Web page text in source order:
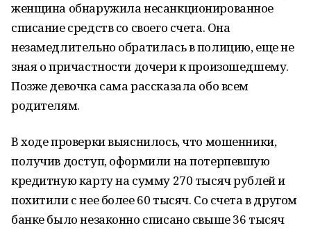
женщина обнаружила несанкционированное
списание средств со своего счета. Она
незамедлительно обратилась в полицию, еще не
зная о причастности дочери к произошедшему.
Позже девочка сама рассказала обо всем
родителям.
В ходе проверки выяснилось, что мошенники,
получив доступ, оформили на потерпевшую
кредитную карту на сумму 270 тысяч рублей и
похитили с нее более 60 тысяч. Со счета в другом
банке было незаконно списано свыше 36 тысяч